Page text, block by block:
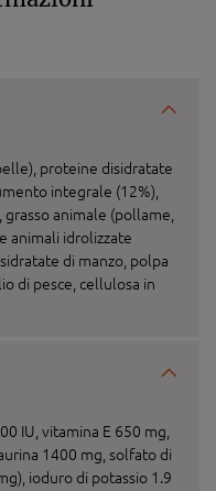
proteine disidratate
integrale (12%),
grasso animale (pollame,
animali idrolizzate
di manzo, polpa
di pesce, cellulosa in
IU, vitamina E 650 mg,
1400 mg, solfato di
ioduro di potassio 1.9